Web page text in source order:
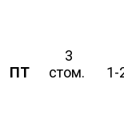
ПТ
3
стом.
1-